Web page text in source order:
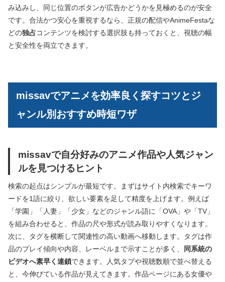
み込みし、同じ位置のボタンが広告かどうかを見極めるのが安全
です。合法かつ安心を重視するなら、正規の配信やAnimeFestaな
どの独占コンテンツを検討する選択肢も持っておくと、視聴の幅
と安全性を両立できます。
missavでアニメを効率良く探すコツとジ
ャンル別おすすめ時短ワザ
missavで自分好みのアニメ作品や人気ジャン
ルを見つけるヒント
検索の起点はシンプルが最短です。まずはサイト内検索でキーワ
ードを1語に絞り、欲しい要素を足して精度を上げます。例えば
「学園」「人妻」「少女」などのジャンル語に「OVA」や「TV」
を組み合わせると、作品の尺や形式が読み取りやすくなります。
次に、タグを横断して関連性の高い動画へ移動します。タグは作
品のプレイ傾向や内容、レーベルまで示すことが多く、
同系統の
ビデオへ素早く連鎖できます。人気タブや視聴数順で並べ替える
と、今伸びている作品が見えてきます。作品ページにある女優や